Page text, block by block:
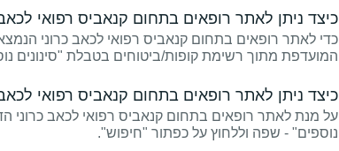
כיצד ניתן לאתר רופאים בתחום קנאביס רפואי
כדי לאתר רופאים בתחום קנאביס רפואי לכאב כרוני
המועדפת מתוך רשימת קופות/ביטוחים בטבלת "סינונים
כיצד ניתן לאתר רופאים בתחום קנאביס רפואי
על מנת לאתר רופאים בתחום קנאביס רפואי לכאב
נוספים" - שפה וללחוץ על כפתור "חיפוש".